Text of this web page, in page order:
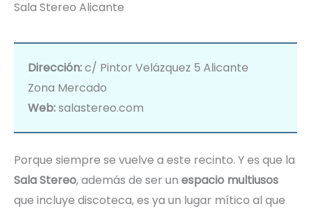
Sala Stereo Alicante
Dirección:c/ Pintor Velázquez 5 Alicante
Zona Mercado
Web:salastereo.com
Porque siempre se vuelve a este recinto. Y es que la
Sala Stereo, además de ser un espacio multiusos
que incluye discoteca, es ya un lugar mítico al que